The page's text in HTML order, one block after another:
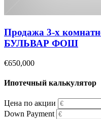
Продажа 3-х
БУЛЬВАР ФОШ
€650,000
Ипотечный калькулятор
Цена по акции
Down Payment